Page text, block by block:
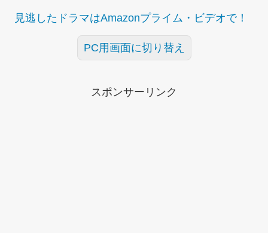
見逃したドラマはAmazonプライム・ビデオで！
PC用画面に切り替え
スポンサーリンク